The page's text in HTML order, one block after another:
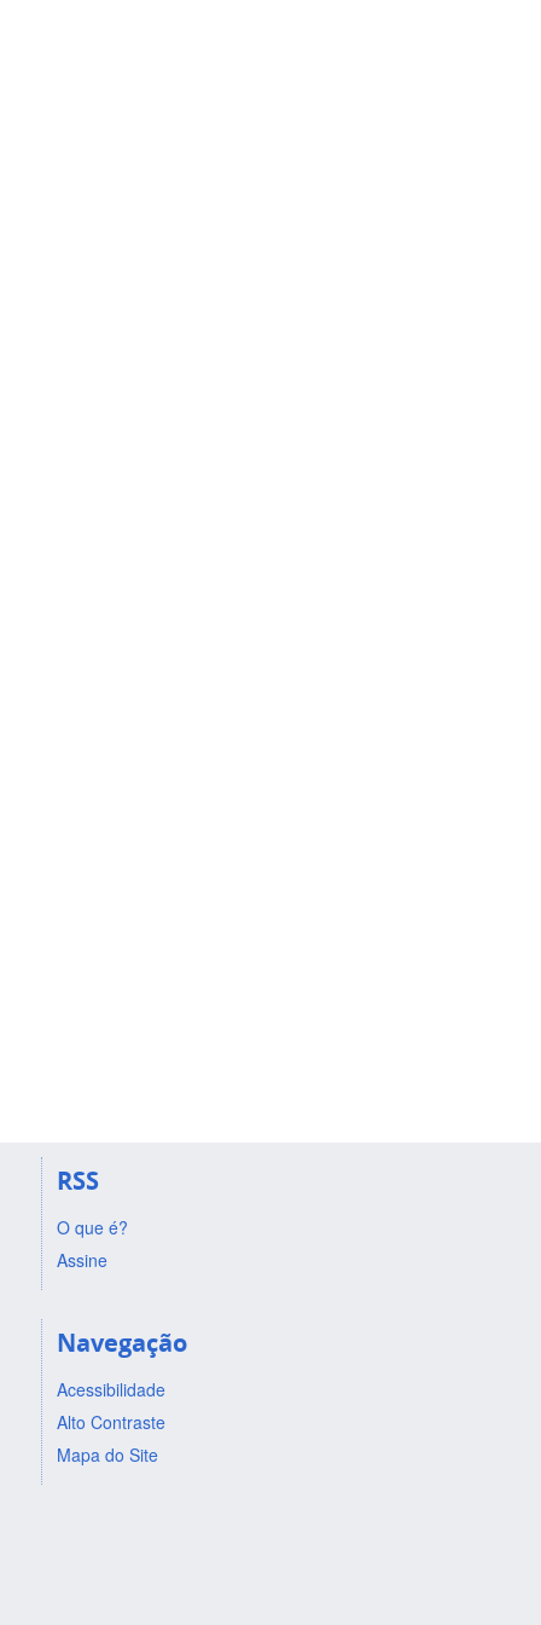
RSS
O que é?
Assine
Navegação
Acessibilidade
Alto Contraste
Mapa do Site